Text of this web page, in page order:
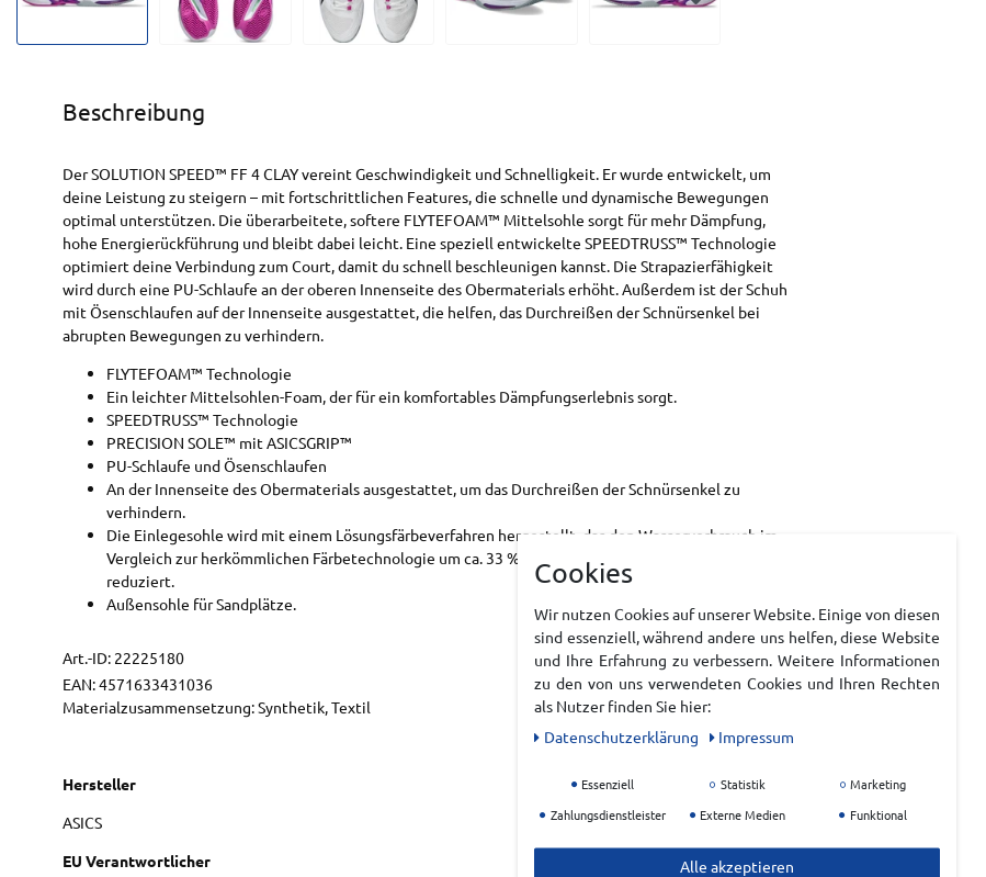
Beschreibung
Der SOLUTION SPEED™ FF 4 CLAY vereint Geschwindigkeit und Schnelligkeit. Er wurde entwickelt, um
deine Leistung zu steigern – mit fortschrittlichen Features, die schnelle und dynamische Bewegungen
optimal unterstützen. Die überarbeitete, softere FLYTEFOAM™ Mittelsohle sorgt für mehr Dämpfung,
hohe Energierückführung und bleibt dabei leicht. Eine speziell entwickelte SPEEDTRUSS™ Technologie
optimiert deine Verbindung zum Court, damit du schnell beschleunigen kannst. Die Strapazierfähigkeit
wird durch eine PU-Schlaufe an der oberen Innenseite des Obermaterials erhöht. Außerdem ist der Schuh
mit Ösenschlaufen auf der Innenseite ausgestattet, die helfen, das Durchreißen der Schnürsenkel bei
abrupten Bewegungen zu verhindern.
FLYTEFOAM™ Technologie
Ein leichter Mittelsohlen-Foam, der für ein komfortables Dämpfungserlebnis sorgt.
SPEEDTRUSS™ Technologie
PRECISION SOLE™ mit ASICSGRIP™
PU-Schlaufe und Ösenschlaufen
An der Innenseite des Obermaterials ausgestattet, um das Durchreißen der Schnürsenkel zu
verhindern.
Die Einlegesohle wird mit einem Lösungsfärbeverfahren hergestellt, das den Wasserverbrauch im
Vergleich zur herkömmlichen Färbetechnologie um ca. 33 % und die CO2-Emissionen um ca. 45 %
reduziert.
Außensohle für Sandplätze.
Art.-ID: 22225180
EAN:4571633431036
Materialzusammensetzung: Synthetik, Textil
Hersteller
ASICS
EU Verantwortlicher
Cookies
Wir nutzen Cookies auf unserer Website. Einige von diesen
sind essenziell, während andere uns helfen, diese Website
und Ihre Erfahrung zu verbessern. Weitere Informationen
zu den von uns verwendeten Cookies und Ihren Rechten
als Nutzer finden Sie hier:
Daten­schutz­erklärung
Impressum
Essenziell Statistik
Marketing
Zahlungsdienstleister
Externe Medien Funktional
Alle akzeptieren